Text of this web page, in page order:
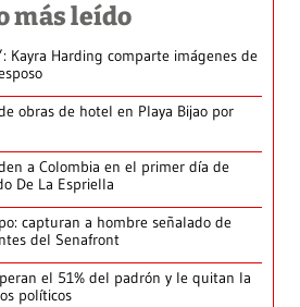
más leído
Kayra Harding comparte imágenes de
obras de hotel en Playa Bijao por
a Colombia en el primer día de
De La Espriella
capturan a hombre señalado de
del Senafront
el 51% del padrón y le quitan la
políticos